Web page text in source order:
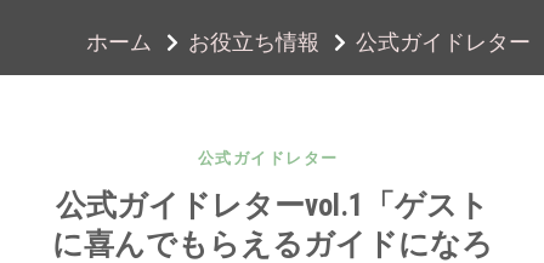
ホーム お役立ち情報 公式ガイドレター
公式ガイドレター
公式ガイドレターvol.1「ゲスト
に喜んでもらえるガイドになろ